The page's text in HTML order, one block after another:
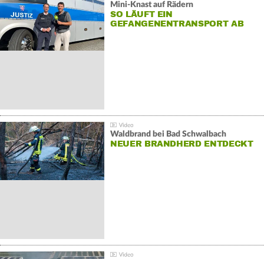
Mini-Knast auf Rädern
SO LÄUFT EIN
GEFANGENENTRANSPORT AB
Waldbrand bei Bad Schwalbach
NEUER BRANDHERD ENTDECKT